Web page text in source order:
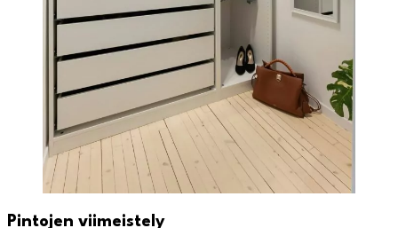
Pintojen viimeistely